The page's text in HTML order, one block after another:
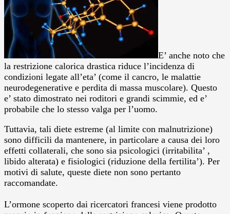
E’ anche noto che
la restrizione calorica drastica riduce l’incidenza di
condizioni legate all’eta’ (come il cancro, le malattie
neurodegenerative e perdita di massa muscolare). Questo
e’ stato dimostrato nei roditori e grandi scimmie, ed e’
probabile che lo stesso valga per l’uomo.
Tuttavia, tali diete estreme (al limite con malnutrizione)
sono difficili da mantenere, in particolare a causa dei loro
effetti collaterali, che sono sia psicologici (irritabilita’ ,
libido alterata) e fisiologici (riduzione della fertilita’). Per
motivi di salute, queste diete non sono pertanto
raccomandate.
L’ormone scoperto dai ricercatori francesi viene prodotto